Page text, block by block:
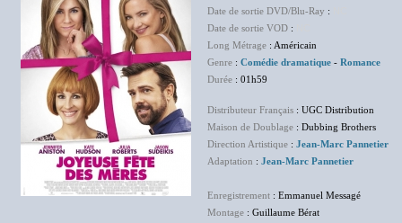
Date de sortie DVD/Blu-Ray :
Date de sortie VOD :
Long Métrage : Américain
Genre : Comédie dramatique - Romance
Durée : 01h59
Distributeur Français : UGC Distribution
Maison de Doublage : Dubbing Brothers
Direction Artistique : Jean-Marc Pannetier
Adaptation : Jean-Marc Pannetier
Enregistrement : Emmanuel Messagé
Montage : Guillaume Bérat